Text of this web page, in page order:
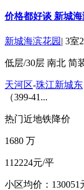
价格都好谈 新城
新城海滨花园 | 3室
低层/30层 南北 简
天河区-珠江新城东
（399-41...
热门近地铁降价
1680 万
112224元/平
小区均价：130051